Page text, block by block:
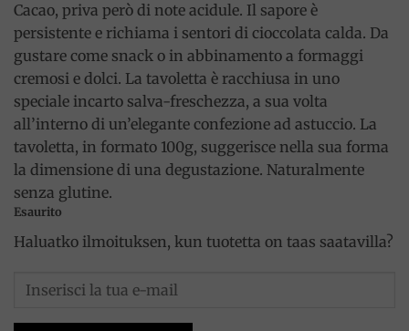
Cacao, priva però di note acidule. Il sapore è
persistente e richiama i sentori di cioccolata calda. Da
gustare come snack o in abbinamento a formaggi
cremosi e dolci. La tavoletta è racchiusa in uno
speciale incarto salva-freschezza, a sua volta
all’interno di un’elegante confezione ad astuccio. La
tavoletta, in formato 100g, suggerisce nella sua forma
la dimensione di una degustazione. Naturalmente
senza glutine.
Esaurito
Haluatko ilmoituksen, kun tuotetta on taas saatavilla?